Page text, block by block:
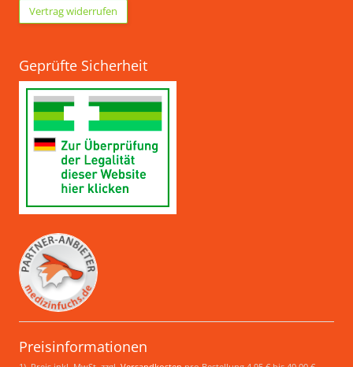
Vertrag widerrufen
Geprüfte Sicherheit
Preisinformationen